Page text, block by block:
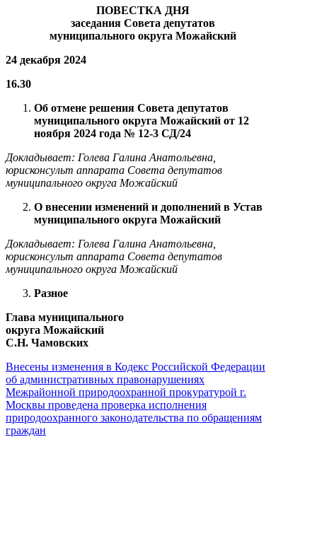
ПОВЕСТКА ДНЯ
заседания Совета депутатов
муниципального округа Можайский
24 декабря 2024
16.30
Об отмене решения Совета депутатов
муниципального округа Можайский от 12
ноября 2024 года № 12-3 СД/24
Докладывает: Голева Галина Анатольевна,
юрисконсульт аппарата Совета депутатов
муниципального округа Можайский
О внесении изменений и дополнений в Устав
муниципального округа Можайский
Докладывает: Голева Галина Анатольевна,
юрисконсульт аппарата Совета депутатов
муниципального округа Можайский
Разное
Глава муниципального
округа Можайский
С.Н. Чамовских
Внесены изменения в Кодекс Российской Федерации
об административных правонарушениях
Межрайонной природоохранной прокуратурой г.
Москвы проведена проверка исполнения
природоохранного законодательства по обращениям
граждан